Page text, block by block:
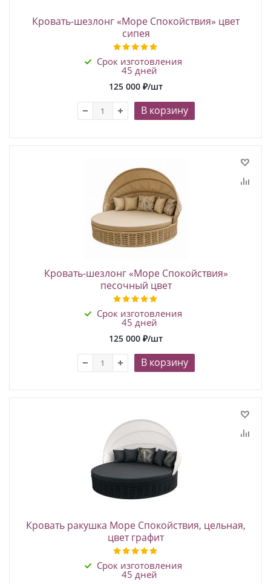
Кровать-шезлонг «Море Спокойствия» цвет
сипея
Срок изготовления
45 дней
125 000 ₽/шт
В корзину
Кровать-шезлонг «Море Спокойствия»
песочный цвет
Срок изготовления
45 дней
125 000 ₽/шт
В корзину
Кровать ракушка Море Спокойствия, цельная,
цвет графит
Срок изготовления
45 дней